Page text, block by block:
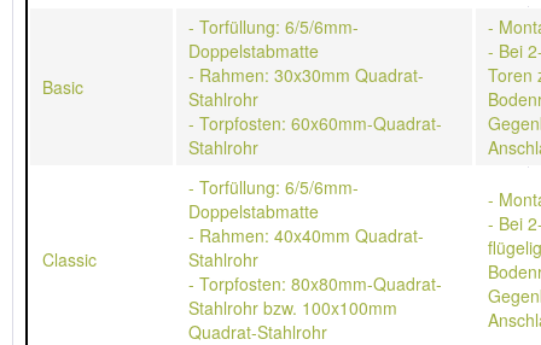
Basic
- Torfüllung: 6/5/6mm-
Doppelstabmatte
- Rahmen: 30x30mm Quadrat-
Stahlrohr
- Torpfosten: 60x60mm-Quadrat-
Stahlrohr
-
- Bei
Toren
Classic
- Torfüllung: 6/5/6mm-
Doppelstabmatte
- Rahmen: 40x40mm Quadrat-
Stahlrohr
- Torpfosten: 80x80mm-Quadrat-
Stahlrohr bzw. 100x100mm
Quadrat-Stahlrohr
-
- Bei